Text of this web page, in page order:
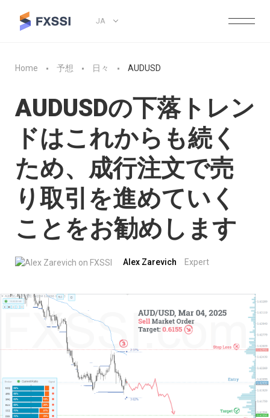
JA
Home 予想 日々 AUDUSD
AUDUSDの下落トレン
ドはこれからも続く
ため、成行注文で売
り取引を進めていく
ことをお勧めします
Alex Zarevich Expert